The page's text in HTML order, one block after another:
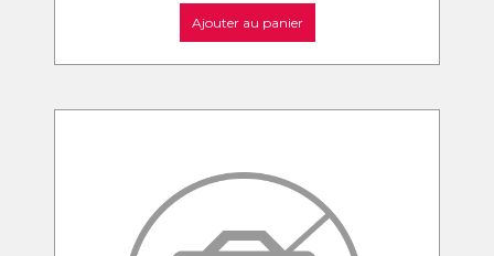
Ajouter au panier